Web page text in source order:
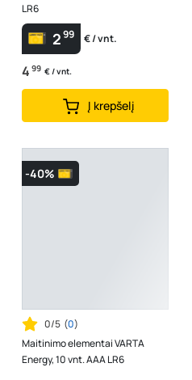
LR6
299 € / vnt.
4 99 € / vnt.
Į krepšelį
-40%
0/5 (0)
Maitinimo elementai VARTA
Energy, 10 vnt. AAA LR6